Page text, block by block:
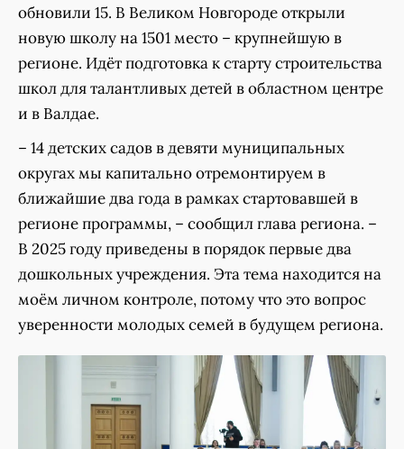
обновили 15. В Великом Новгороде открыли
новую школу на 1501 место – крупнейшую в
регионе. Идёт подготовка к старту строительства
школ для талантливых детей в областном центре
и в Валдае.
– 14 детских садов в девяти муниципальных
округах мы капитально отремонтируем в
ближайшие два года в рамках стартовавшей в
регионе программы, – сообщил глава региона. –
В 2025 году приведены в порядок первые два
дошкольных учреждения. Эта тема находится на
моём личном контроле, потому что это вопрос
уверенности молодых семей в будущем региона.